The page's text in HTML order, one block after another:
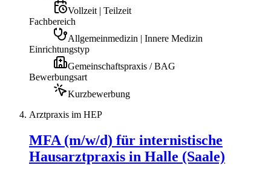
Vollzeit | Teilzeit
Fachbereich
Allgemeinmedizin | Innere Medizin
Einrichtungstyp
Gemeinschaftspraxis / BAG
Bewerbungsart
Kurzbewerbung
Arztpraxis im HEP
MFA (m/w/d) für internistische
Hausarztpraxis in Halle (Saale)